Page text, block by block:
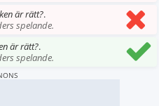
är rätt?.
spelande.
är rätt?.
spelande.